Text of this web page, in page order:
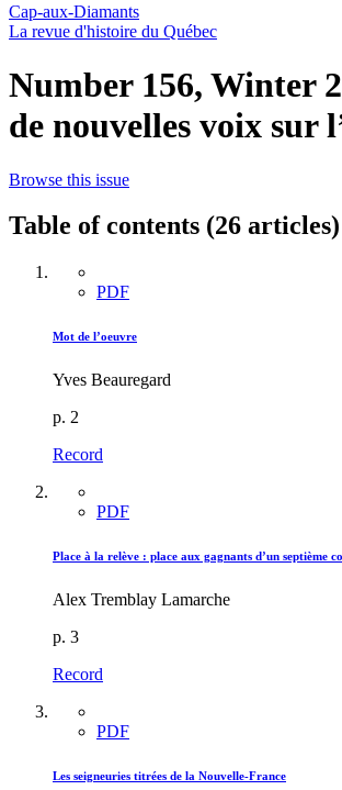
Cap-aux-Diamants
La revue d'histoire du Québec
Number 156, Winter
de nouvelles voix sur
Browse this issue
Table of contents (26 articles)
PDF
Mot de l’oeuvre
Yves Beauregard
p. 2
Record
PDF
Place à la relève : place aux gagnants d’un septième
Alex Tremblay Lamarche
p. 3
Record
PDF
Les seigneuries titrées de la Nouvelle-France